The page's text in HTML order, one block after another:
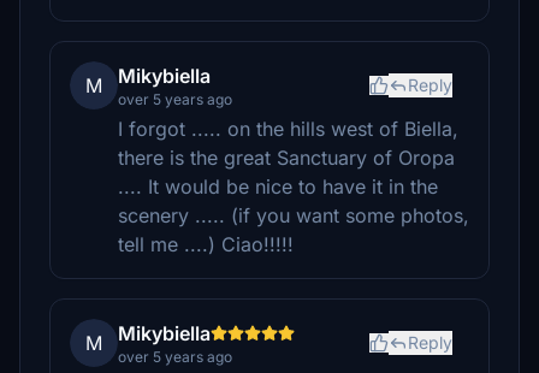
M Mikybiella
over 5 years ago
Reply
I forgot ..... on the hills west of Biella,
there is the great Sanctuary of Oropa
.... It would be nice to have it in the
scenery ..... (if you want some photos,
tell me ....) Ciao!!!!!
M Mikybiella
over 5 years ago
Reply